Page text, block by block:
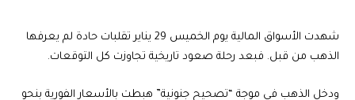
شهدت الأسواق المالية يوم الخميس 29 يناير تقلبات حادة لم يعرفها
الذهب من قبل. فبعد رحلة صعود تاريخية تجاوزت كل التوقعات.
ودخل الذهب في موجة “تصحيح جنونية” هبطت بالأسعار الفورية بنحو